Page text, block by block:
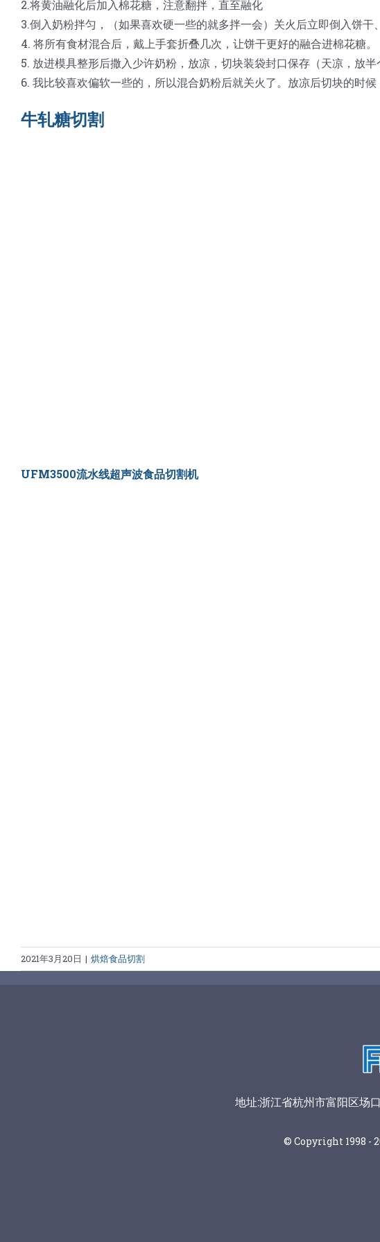
2.将黄油融化后加入棉花糖，注意翻拌，直至融化
3.倒入奶粉拌匀，（如果喜欢硬一些的就多拌一会）关火后立即倒入饼干
4. 将所有食材混合后，戴上手套折叠几次，让饼干更好的融合进棉花糖。
5. 放进模具整形后撒入少许奶粉，放凉，切块装袋封口保存（天凉，放半
6. 我比较喜欢偏软一些的，所以混合奶粉后就关火了。放凉后切块的时候
牛轧糖切割
UFM3500流水线超声波食品切割机
2021年3月20日 | 烘焙食品切割
地址:浙江省杭州市富阳区场
© Copyright 1998 -